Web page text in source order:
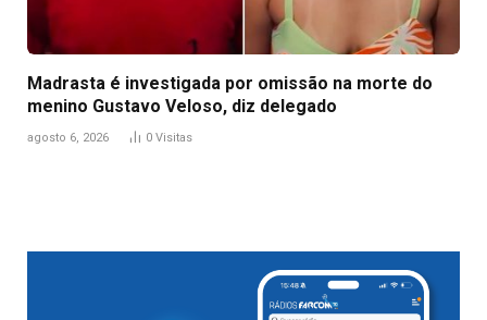
Madrasta é investigada por omissão na morte do
menino Gustavo Veloso, diz delegado
agosto 6, 2026 0 Visitas